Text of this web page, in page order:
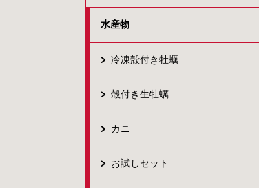
水産物
冷凍殻付き牡蠣
殻付き生牡蠣
カニ
お試しセット